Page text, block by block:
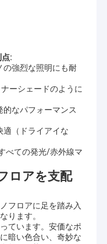
:
の強烈な照明にも耐
ーシェードのように
なパフォーマンス
適（ドライアイな
べての発光/赤外線マ
ロアを支配
フロアに足を踏み入
ります。
ています。安価なポ
暗い色合い、奇妙な
Co., Ltd) は1999年に
に位置しています.これは
ンスを取得した最初の会
ことができますポーカー
ンタクトレンズ,ポーカ